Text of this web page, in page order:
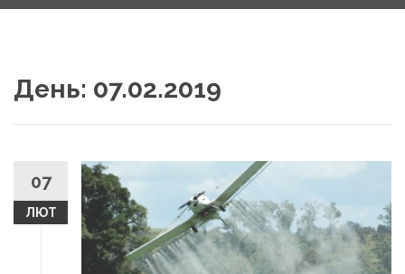
День: 07.02.2019
07
ЛЮТ